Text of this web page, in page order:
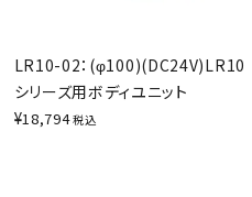
LR10-02：(φ100)(DC24V)LR10
シリーズ用ボディユニット
¥18,794 税込